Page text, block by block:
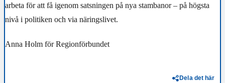
arbeta för att få igenom satsningen på nya stambanor – på högsta
nivå i politiken och via näringslivet.
Anna Holm för Regionförbundet
Dela det här